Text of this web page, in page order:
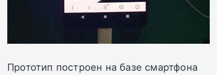
Прототип построен на базе смартфона